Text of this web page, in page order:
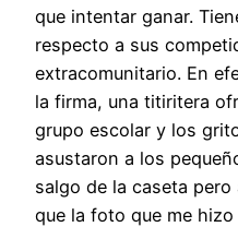
que intentar ganar.
respecto a sus
extracomunitario. En
la firma, una titiritera
grupo escolar y los
asustaron a los
salgo de la caseta
que la foto que me